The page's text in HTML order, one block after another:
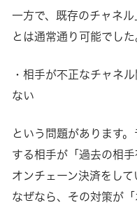
一方で、既存のチャネ
とは通常通り可能でした
・相手が不正なチャネ
ない
という問題があります
する相手が「過去の相
オンチェーン決済をして
なぜなら、その対策が